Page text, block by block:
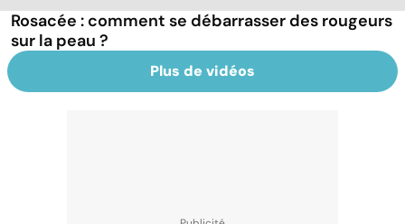
Rosacée : comment se débarrasser des rougeurs
sur la peau ?
Plus de vidéos